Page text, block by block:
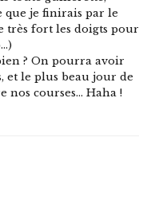
que je finirais par le
très fort les doigts pour
? On pourra avoir
et le plus beau jour de
nos courses… Haha !